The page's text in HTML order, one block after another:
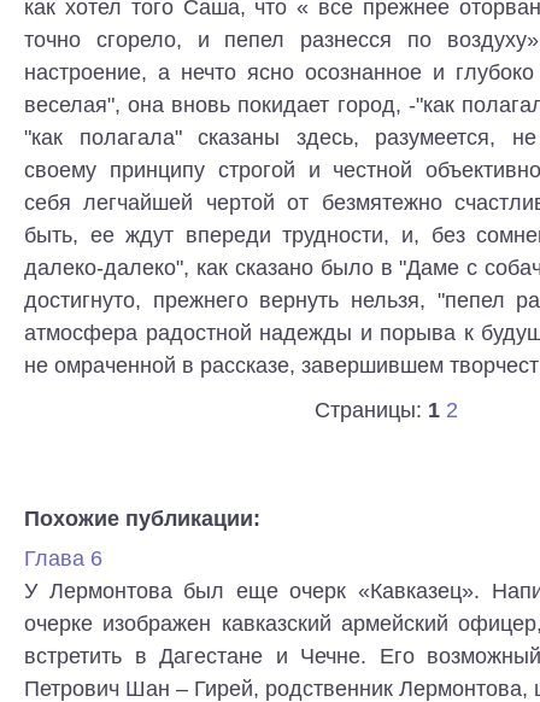
как хотел того Саша, что « все прежнее
точно сгорело, и пепел разнесся по
настроение, а нечто ясно осознанное и
веселая", она вновь покидает город, -"как
"как полагала" сказаны здесь, разумеется,
своему принципу строгой и честной
себя легчайшей чертой от безмятежно
быть, ее ждут впереди трудности, и, без
далеко-далеко", как сказано было в "Даме с
достигнуто, прежнего вернуть нельзя, "пепел
атмосфера радостной надежды и порыва к
не омраченной в рассказе, завершившем
Страницы: 1 2
Похожие публикации:
Глава 6
У Лермонтова был еще очерк «Кавказец».
очерке изображен кавказский армейский
встретить в Дагестане и Чечне. Его
Петрович Шан – Гирей, родственник Лермонтова,